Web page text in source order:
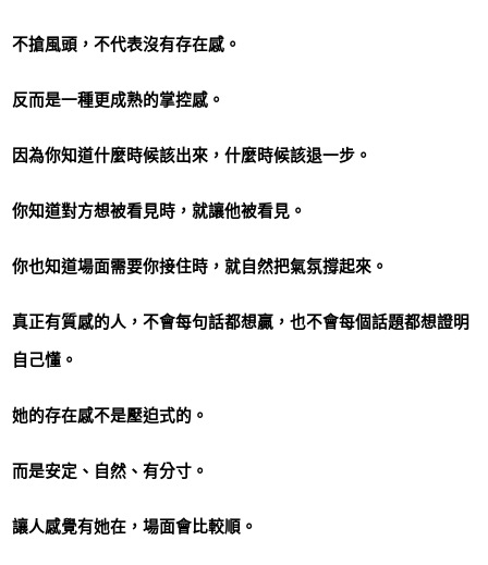
不搶風頭，不代表沒有存在感。
反而是一種更成熟的掌控感。
因為你知道什麼時候該出來，什麼時候該退一步。
你知道對方想被看見時，就讓他被看見。
你也知道場面需要你接住時，就自然把氣氛撐起來。
真正有質感的人，不會每句話都想贏，也不會每個話題都想證明
自己懂。
她的存在感不是壓迫式的。
而是安定、自然、有分寸。
讓人感覺有她在，場面會比較順。